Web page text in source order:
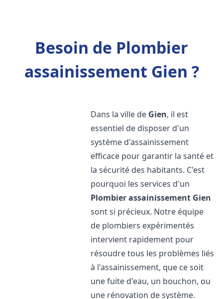
Besoin de Plombier
assainissement Gien ?
Dans la ville de Gien, il est
essentiel de disposer d'un
système d'assainissement
efficace pour garantir la santé et
la sécurité des habitants. C'est
pourquoi les services d'un
Plombier assainissement Gien
sont si précieux. Notre équipe
de plombiers expérimentés
intervient rapidement pour
résoudre tous les problèmes liés
à l'assainissement, que ce soit
une fuite d'eau, un bouchon, ou
une rénovation de système.